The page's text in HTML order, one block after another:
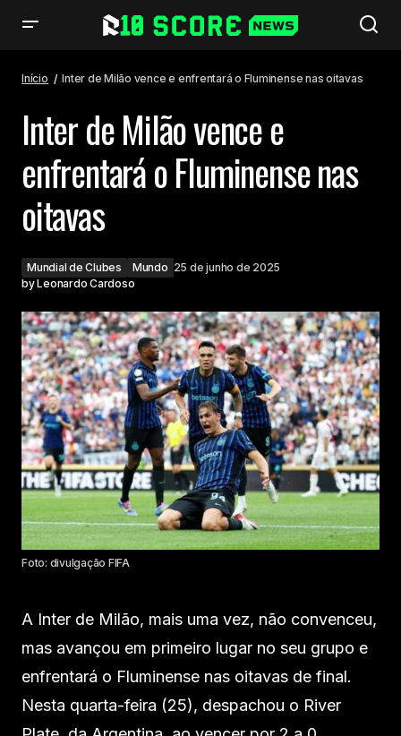
Início Inter de Milão vence e enfrentará o Fluminense nas oitavas
Inter de Milão vence e
enfrentará o Fluminense nas
oitavas
Mundial de Clubes Mundo 25 de junho de 2025
byLeonardo Cardoso
Foto: divulgação FIFA
A Inter de Milão, mais uma vez, não convenceu,
mas avançou em primeiro lugar no seu grupo e
enfrentará o Fluminense nas oitavas de final.
Nesta quarta-feira (25), despachou o River